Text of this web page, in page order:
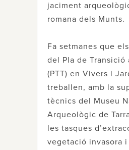
jaciment
romana dels Munts.
Fa setmanes que
del Pla de Transició
(PTT) en Vivers i
treballen, amb la
tècnics del Museu
Arqueològic de
les tasques
vegetació invasora i